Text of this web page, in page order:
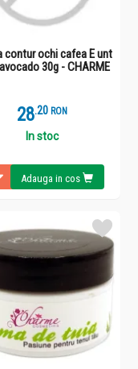
contur ochi cafea E unt
30g - CHARME
28.2 RON
In stoc
Adauga in cos